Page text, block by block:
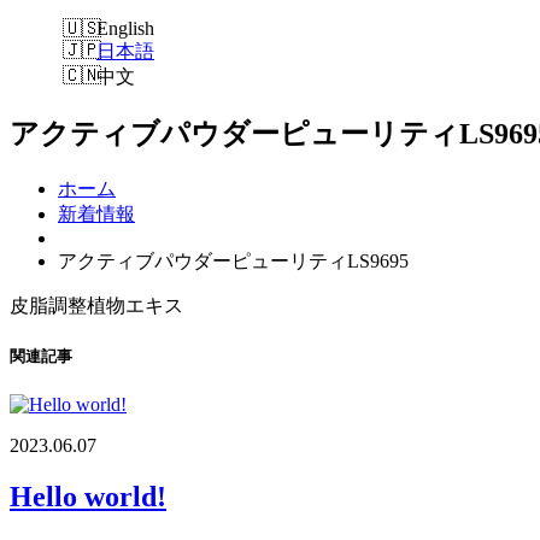
English
日本語
中文
アクティブパウダーピューリティ
ホーム
新着情報
アクティブパウダーピューリティLS9695
皮脂調整植物エキス
関連記事
2023.06.07
Hello world!